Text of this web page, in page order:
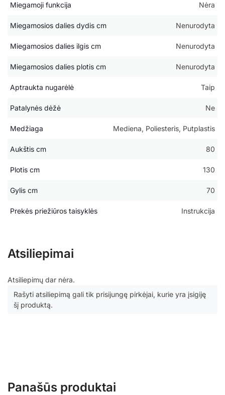
Miegamoji funkcija Nėra
Miegamosios dalies dydis cm Nenurodyta
Miegamosios dalies ilgis cm Nenurodyta
Miegamosios dalies plotis cm Nenurodyta
Aptraukta nugarėlė Taip
Patalynės dėžė Ne
Medžiaga Mediena, Poliesteris, Putplastis
Aukštis cm 80
Plotis cm 130
Gylis cm 70
Prekės priežiūros taisyklės Instrukcija
Atsiliepimai
Atsiliepimų dar nėra.
Rašyti atsiliepimą gali tik prisijungę pirkėjai, kurie yra įsigiję
šį produktą.
Panašūs produktai